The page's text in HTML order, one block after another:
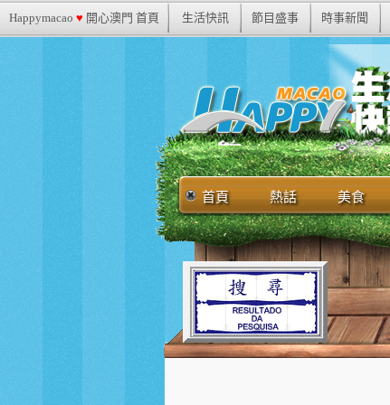
Happymacao ♥ 開心澳門 首頁 生活快訊 節目盛事 時事新聞
首頁 熱話 美食